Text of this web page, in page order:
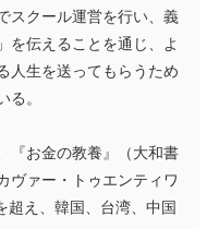
スクール運営を行い、義
を伝えることを通じ、よ
人生を送ってもらうため
。
『お金の教養』（大和書
ヴァー・トゥエンティワ
超え、韓国、台湾、中国